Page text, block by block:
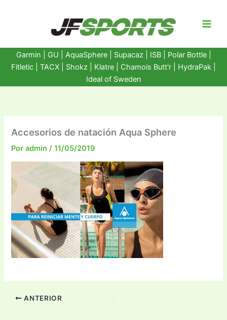
Garmin GU AquaSphere| Supacaz | ISB | Polar Bottle|
Fitletic
TACX Shokz Klatre Chamois Butt'r HydraPak
Ideal of Sweden
Accesorios de natación Aqua Sphere
Poradmin/11/05/2019
ANTERIOR